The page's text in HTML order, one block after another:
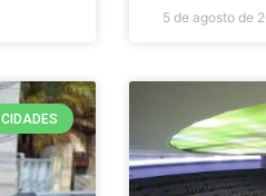
5 de agosto de
CIDADES